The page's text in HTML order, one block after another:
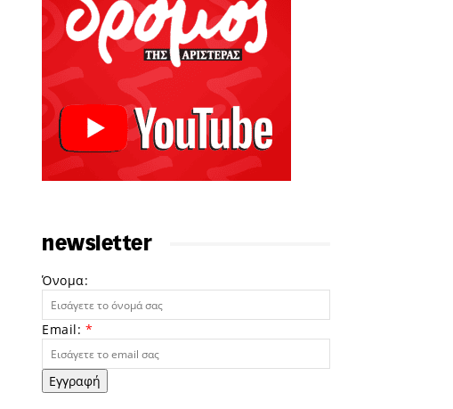
newsletter
Όνομα:
Email: *
Εγγραφή